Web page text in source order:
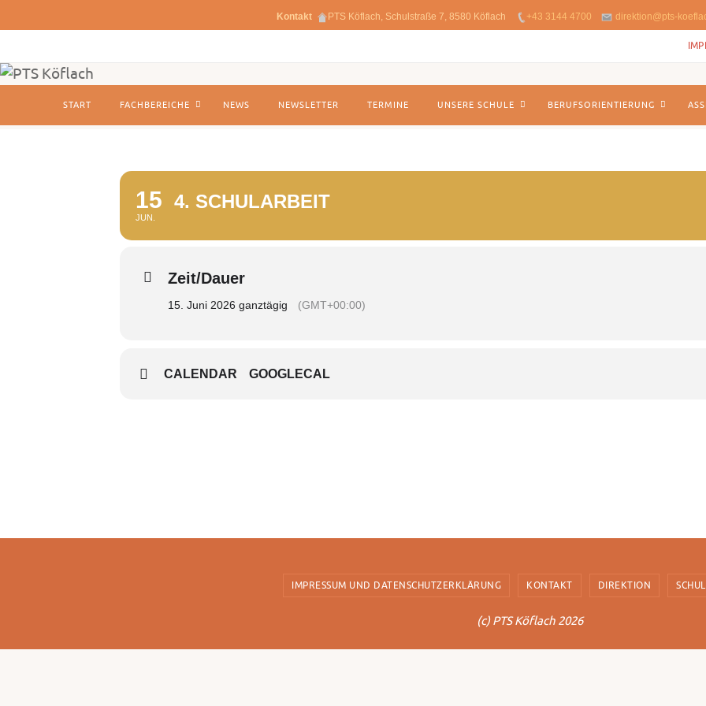
Kontakt PTS Köflach, Schulstraße 7, 8580 Köflach +43 3144 4700 direktion@pts-
Inhalt
springen
springen
START FACHBEREICHE NEWS NEWSLETTER TERMINE UNSERE SCHULE BERUFSORIENTIERUNG
15
JUN.
4. SCHULARBEIT
Zeit/Dauer
15. Juni 2026 ganztägig (GMT+00:00)
CALENDAR GOOGLECAL
IMPRESSUM UND DATENSCHUTZERKLÄRUNG KONTAKT DIREKTION
(c) PTS Köflach 2026